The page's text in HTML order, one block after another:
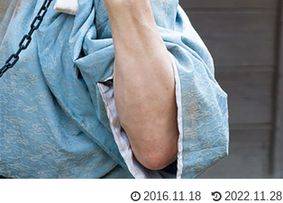
2016.11.18 2022.11.28